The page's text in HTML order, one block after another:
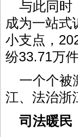
与此同时
成为一站式
小支点，
纷33.71万
一个个被
江、法治浙
司法暖民